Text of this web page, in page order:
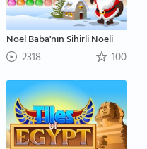
Noel Baba'nın Sihirli Noeli
2318 100